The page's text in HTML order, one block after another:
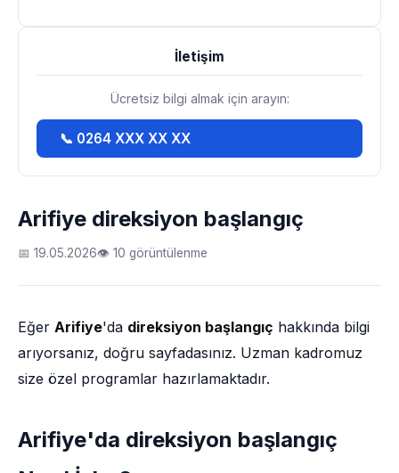
Arifiye direksiyon başlangıç
📅 19.05.2026👁 10 görüntülenme
Eğer Arifiye'da direksiyon başlangıç hakkında bilgi
arıyorsanız, doğru sayfadasınız. Uzman kadromuz
size özel programlar hazırlamaktadır.
Arifiye'da direksiyon başlangıç
İletişim
Ücretsiz bilgi almak için arayın:
📞 0264 XXX XX XX